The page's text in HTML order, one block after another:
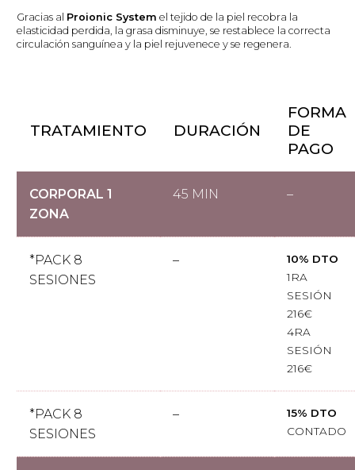
Gracias al Proionic System el tejido de la piel recobra la
elasticidad perdida, la grasa disminuye, se restablece la correcta
circulación sanguínea y la piel rejuvenece y se regenera.
TRATAMIENTO DURACIÓN
FORMA
DE
PAGO
CORPORAL 1
ZONA
45 MIN –
*PACK 8
SESIONES
–
10% DTO
1RA
SESIÓN
216€
4RA
SESIÓN
216€
*PACK 8
SESIONES
–
15% DTO
CONTADO